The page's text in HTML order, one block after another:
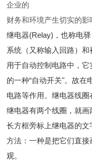
企业的
财务和环境产生切实的影
继电器(Relay)，也称电
系统（又称输入回路）
用于自动控制电路中，
的一种“自动开关"。故在
电路等作用。继电器线
继电器有两个线圈，就
长方框旁标上继电器的
方法：一种是把它们直
观。